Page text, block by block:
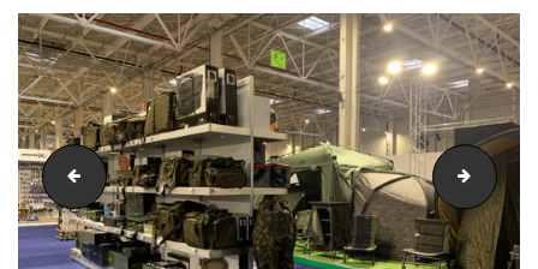
fishing-mall rods